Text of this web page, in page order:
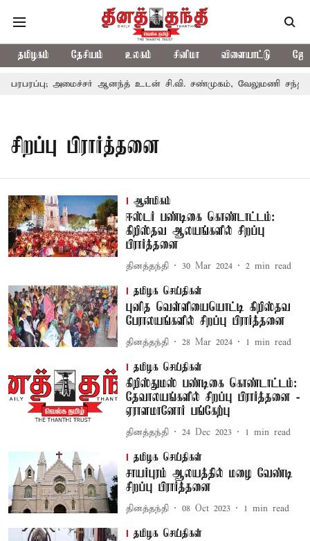
தமிழகம் தேசியம் உலகம் சினிமா விளையாட்டு
பரபரப்பு; அமைச்சர் ஆனந்த் உடன் சி.வி. சண்முகம், வேலுமணி சந்திப்பு
சிறப்பு பிரார்த்தனை
ஆன்மிகம்
ஈஸ்டர் பண்டிகை கொண்டாட்டம்:
கிறிஸ்தவ ஆலயங்களில் சிறப்பு
பிரார்த்தனை
தினத்தந்தி 30 Mar 2024 2 min read
தமிழக செய்திகள்
புனித வெள்ளியையொட்டி கிறிஸ்தவ
பேராலயங்களில் சிறப்பு பிரார்த்தனை
தினத்தந்தி 28 Mar 2024 1 min read
தமிழக செய்திகள்
கிறிஸ்துமஸ் பண்டிகை கொண்டாட்டம்:
தேவாலயங்களில் சிறப்பு பிரார்த்தனை -
ஏராளமானோர் பங்கேற்பு
தினத்தந்தி 24 Dec 2023 1 min read
தமிழக செய்திகள்
சாயர்புரம் ஆலயத்தில் மழை வேண்டி
சிறப்பு பிரார்த்தனை
தினத்தந்தி 08 Oct 2023 1 min read
தமிழக செய்திகள்